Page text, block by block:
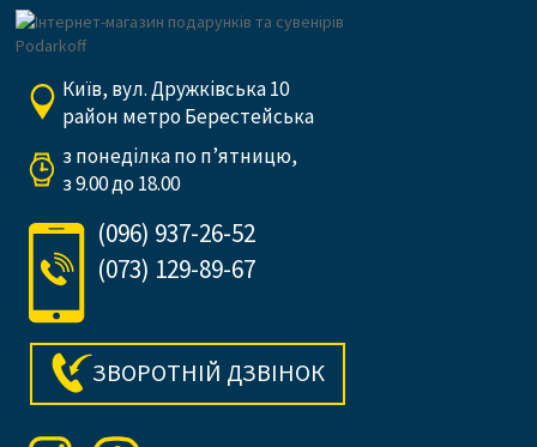
Київ, вул. Дружківська 10
район метро Берестейська
з понеділка по п’ятницю,
з 9.00 до 18.00
(096) 937-26-52
(073) 129-89-67
ЗВОРОТНІЙ ДЗВІНОК